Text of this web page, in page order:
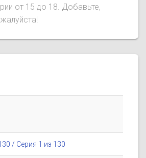
от 15 до 18. Добавьте,
/ Серия 1 из 130